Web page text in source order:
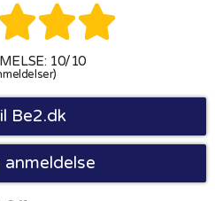

10/10
Be2.dk
anmeldelse